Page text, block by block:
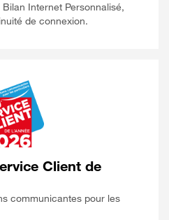
Internet Personnalisé,
de connexion.
Client de
communicantes pour les